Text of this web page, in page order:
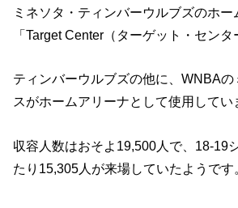
ミネソタ・ティンバーウルブズのホー
「Target Center（ターゲット・センタ
ティンバーウルブズの他に、WNBAの
スがホームアリーナとして使用してい
収容人数はおそよ19,500人で、18-19
たり15,305人が来場していたようです